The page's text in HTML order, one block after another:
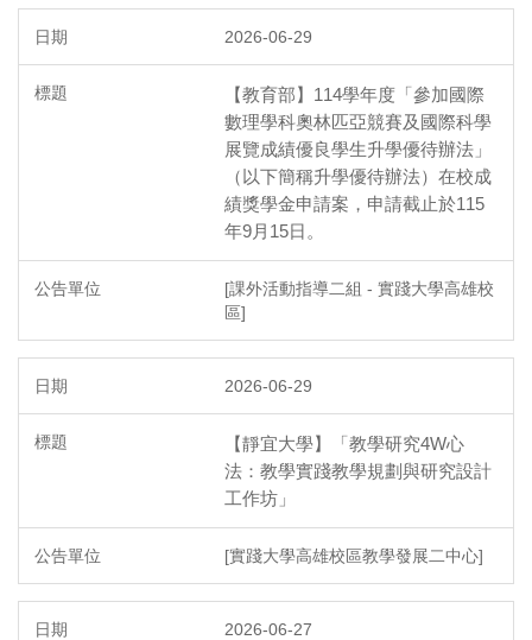
2026-06-29
【教育部】114學年度「參加國際
數理學科奧林匹亞競賽及國際科學
展覽成績優良學生升學優待辦法」
（以下簡稱升學優待辦法）在校成
績獎學金申請案，申請截止於115
年9月15日。
[課外活動指導二組 - 實踐大學高雄校
區]
2026-06-29
【靜宜大學】「教學研究4W心
法：教學實踐教學規劃與研究設計
工作坊」
[實踐大學高雄校區教學發展二中心]
2026-06-27